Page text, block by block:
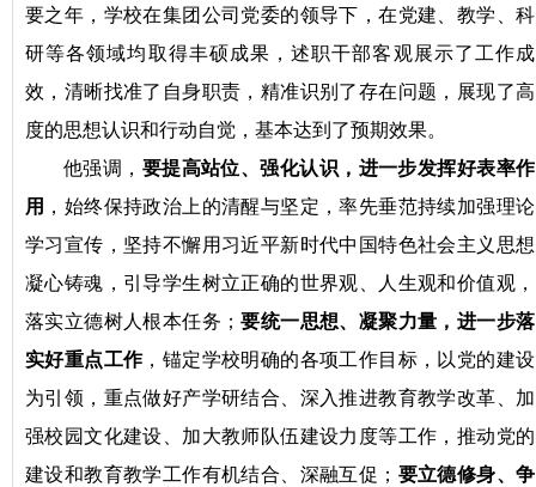
要之年，学校在集团公司党委的领导下，在党建、教学、科
研等各领域均取得丰硕成果，述职干部客观展示了工作成
效，清晰找准了自身职责，精准识别了存在问题，展现了高
度的思想认识和行动自觉，基本达到了预期效果。
他强调， 要提高站位、强化认识，进一步发挥好表率作
用 ，始终保持政治上的清醒与坚定，率先垂范持续加强理论
学习宣传，坚持不懈用习近平新时代中国特色社会主义思想
凝心铸魂，引导学生树立正确的世界观、人生观和价值观，
落实立德树人根本任务； 要统一思想、凝聚力量，进一步落
实好重点工作，锚定学校明确的各项工作目标，以党的建设
为引领，重点做好产学研结合、深入推进教育教学改革、加
强校园文化建设、加大教师队伍建设力度等工作，推动党的
建设和教育教学工作有机结合、深融互促； 要立德修身、争